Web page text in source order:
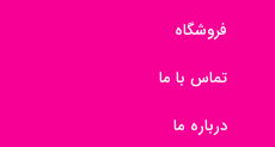
فروشگاه
تماس با ما
درباره ما